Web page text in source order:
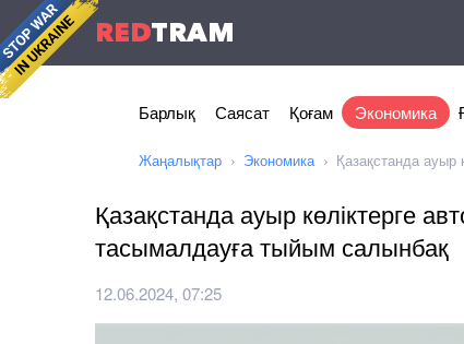
REDTRAM
Барлық Саясат Қоғам Экономика
Жаңалықтар Экономика Қазақстанда
Қазақстанда ауыр көліктерге
тасымалдауға тыйым салынбақ
12.06.2024, 07:25